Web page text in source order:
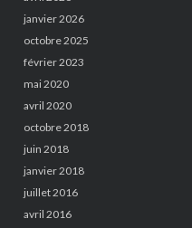
janvier 2026
octobre 2025
février 2023
mai 2020
avril 2020
octobre 2018
juin 2018
janvier 2018
juillet 2016
avril 2016